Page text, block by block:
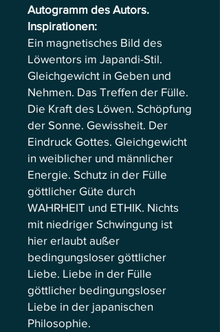
Autogramm des Autors.
Inspirationen:
Ein magnetisches Bild des
Löwentors im Japandi-Stil.
Gleichgewicht in Geben und
Nehmen. Das Treffen der Fülle.
Die Kraft des Löwen. Schöpfung
der Sonne. Gewissheit. Der
Eindruck Gottes. Gleichgewicht
in weiblicher und männlicher
Energie. Schutz in der Fülle
göttlicher Güte durch
WAHRHEIT und ETHIK. Nichts
mit niedriger Schwingung ist
hier erlaubt außer
bedingungsloser göttlicher
Liebe. Liebe in der Fülle
göttlicher bedingungsloser
Liebe in der japanischen
Philosophie.